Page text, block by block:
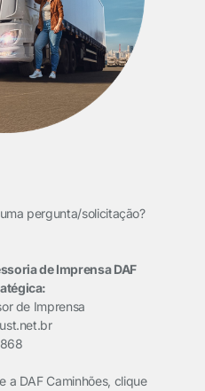
pergunta/solicitação?
de Imprensa DAF
de Imprensa
a DAF Caminhões, clique